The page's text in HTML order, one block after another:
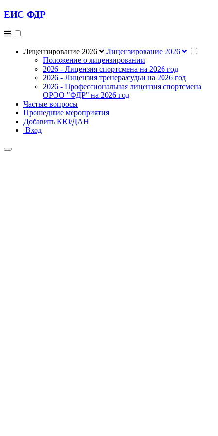
ЕИС ФДР
Лицензирование 2026
Лицензирование 2026
Положение о лицензировании
2026 - Лицензия спортсмена на 2026 год
2026 - Лицензия тренера/судьи на 2026 год
2026 - Профессиональная лицензия спортсмена
ОРОО "ФДР" на 2026 год
Частые вопросы
Прошедшие мероприятия
Добавить КЮ/ДАН
Вход